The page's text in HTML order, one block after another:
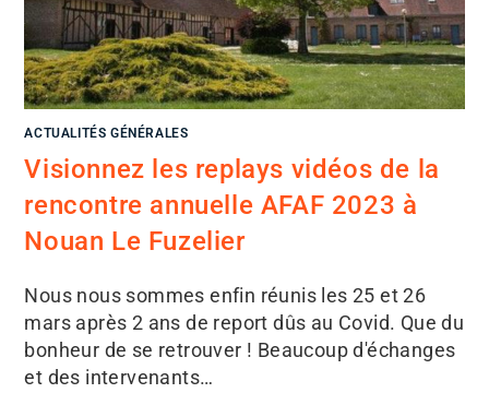
ACTUALITÉS GÉNÉRALES
Visionnez les replays vidéos de la
rencontre annuelle AFAF 2023 à
Nouan Le Fuzelier
Nous nous sommes enfin réunis les 25 et 26
mars après 2 ans de report dûs au Covid. Que du
bonheur de se retrouver ! Beaucoup d'échanges
et des intervenants…